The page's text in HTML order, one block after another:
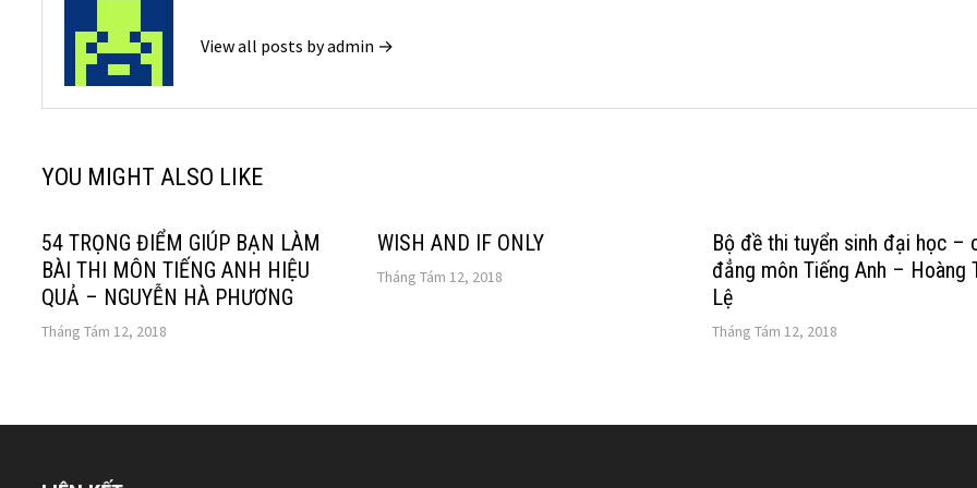
View all posts by admin →
YOU MIGHT ALSO LIKE
54 TRỌNG ĐIỂM GIÚP BẠN LÀM
BÀI THI MÔN TIẾNG ANH HIỆU
QUẢ – NGUYỄN HÀ PHƯƠNG
Tháng Tám 12, 2018
WISH AND IF ONLY
Tháng Tám 12, 2018
Bộ đề thi tuyển sinh đại học –
đẳng môn Tiếng Anh – Hoàng
Lệ
Tháng Tám 12, 2018